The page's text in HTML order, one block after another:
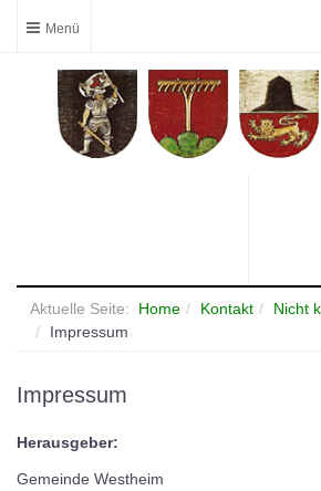
Aktuelle Seite: Home Kontakt
Nicht
Impressum
Impressum
Herausgeber:
Gemeinde Westheim